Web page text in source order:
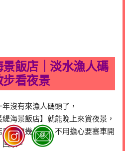
飯店｜淡水漁人碼
步看夜景
沒有來漁人碼頭了，
海景飯店】就能晚上來賞夜景，
需要幾分鐘，不用擔心要塞車開
回家。